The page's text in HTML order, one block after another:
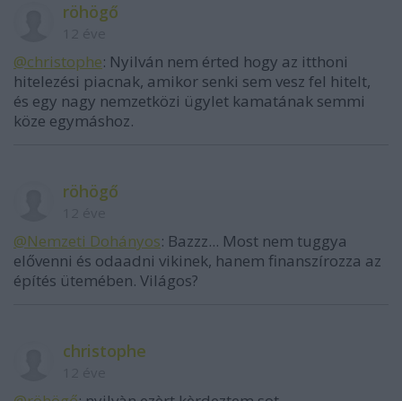
röhögő
@christophe: Nyilván nem érted hogy az itthoni
hitelezési piacnak, amikor senki sem vesz fel hitelt,
és egy nagy nemzetközi ügylet kamatának semmi
köze egymáshoz.
röhögő
@Nemzeti Dohányos: Bazzz... Most nem tuggya
elővenni és odaadni vikinek, hanem finanszírozza az
építés ütemében. Világos?
christophe